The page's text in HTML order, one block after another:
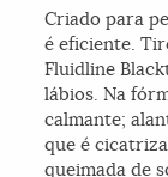
Criado para
é eficiente.
Fluidline
lábios. Na
calmante;
que é
queimada de